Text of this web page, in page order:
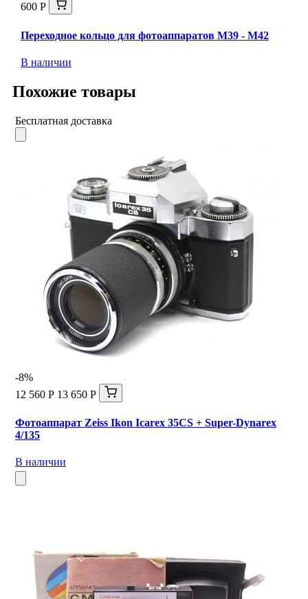
600 Р
Переходное кольцо для фотоаппаратов М39 - М42
В наличии
Похожие товары
Бесплатная доставка
-8%
12 560 Р 13 650 Р
Фотоаппарат Zeiss Ikon Icarex 35CS + Super-Dynarex
4/135
В наличии